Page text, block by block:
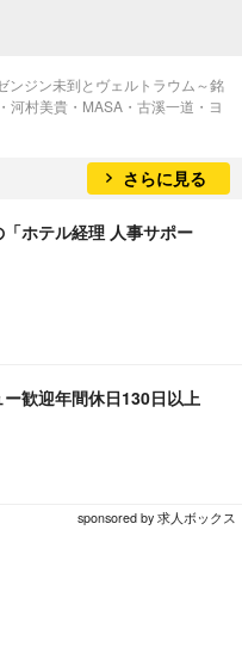
ンジン未到とヴェルトラウム～銘
河村美貴・MASA・古溪一道・ヨ
さらに見る
ホテル経理 人事サポー
ー歓迎年間休日130日以上
sponsored by 求人ボックス